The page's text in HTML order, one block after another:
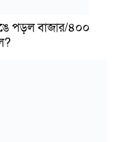
পড়ল বাজার/৪০০